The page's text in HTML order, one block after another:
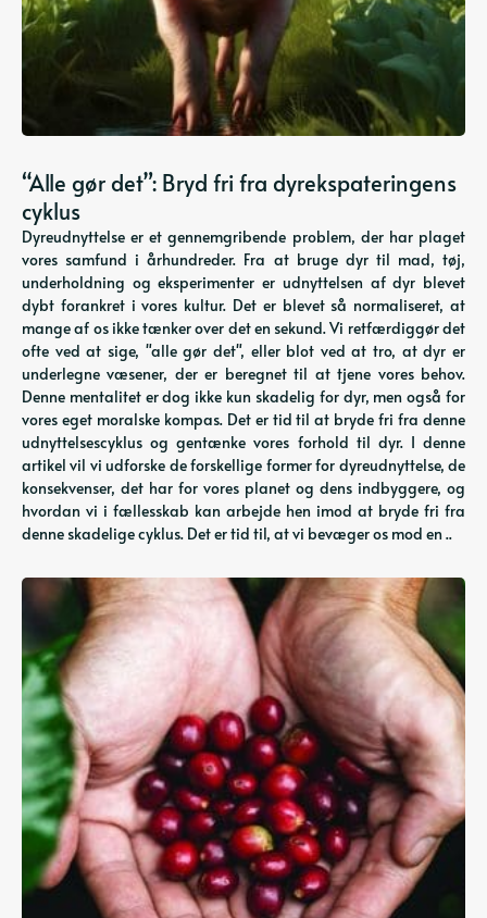
“Alle gør det”: Bryd fri fra dyrekspateringens
cyklus
Dyreudnyttelse er et gennemgribende problem, der har plaget
vores samfund i århundreder. Fra at bruge dyr til mad, tøj,
underholdning og eksperimenter er udnyttelsen af ​​dyr blevet
dybt forankret i vores kultur. Det er blevet så normaliseret, at
mange af os ikke tænker over det en sekund. Vi retfærdiggør det
ofte ved at sige, "alle gør det", eller blot ved at tro, at dyr er
underlegne væsener, der er beregnet til at tjene vores behov.
Denne mentalitet er dog ikke kun skadelig for dyr, men også for
vores eget moralske kompas. Det er tid til at bryde fri fra denne
udnyttelsescyklus og gentænke vores forhold til dyr. I denne
artikel vil vi udforske de forskellige former for dyreudnyttelse, de
konsekvenser, det har for vores planet og dens indbyggere, og
hvordan vi i fællesskab kan arbejde hen imod at bryde fri fra
denne skadelige cyklus. Det er tid til, at vi bevæger os mod en ..